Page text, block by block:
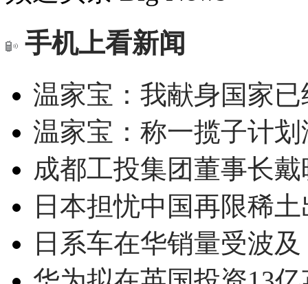
手机上看新闻
温家宝：我献身国家
温家宝：称一揽子计
成都工投集团董事长
日本担忧中国再限稀
日系车在华销量受波